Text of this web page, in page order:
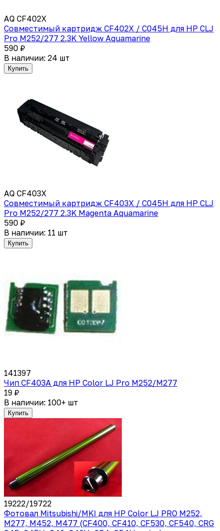
AQ CF402X
Совместимый картридж CF402X / C045H для HP СLJ
Pro M252/277 2.3K Yellow Aquamarine
590 ₽
В наличии: 24 шт
Купить
AQ CF403X
Совместимый картридж CF403X / C045H для HP СLJ
Pro M252/277 2.3K Magenta Aquamarine
590 ₽
В наличии: 11 шт
Купить
141397
Чип CF403A для HP Color LJ Pro M252/M277
19 ₽
В наличии: 100+ шт
Купить
19222/19722
Фотовал Mitsubishi/MKI для HP Color LJ PRO M252,
M277, M452, M477 (CF400, CF410, CF530, CF540, CRG